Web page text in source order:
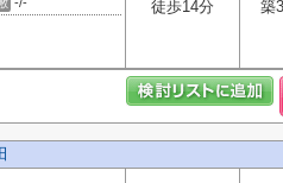
徒歩14分 築